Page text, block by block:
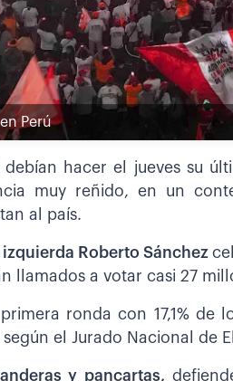
Perú
debían hacer el jueves su
muy reñido, en un
al país.
Roberto Sánchez
llamados a votar casi 27
ronda con 17,1% de
el Jurado Nacional de
y pancartas,